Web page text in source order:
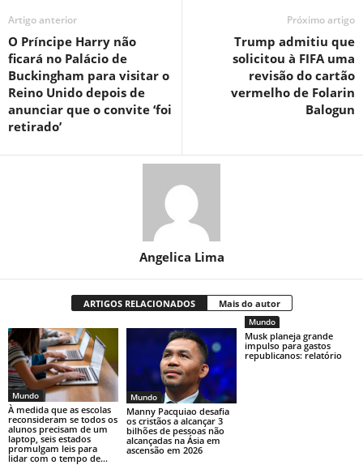
Artigo anterior
O Príncipe Harry não
ficará no Palácio de
Buckingham para visitar o
Reino Unido depois de
anunciar que o convite ‘foi
retirado’
Próximo artigo
Trump admitiu que
solicitou à FIFA uma
revisão do cartão
vermelho de Folarin
Balogun
Angelica Lima
ARTIGOS RELACIONADOS Mais do autor
Mundo
À medida que as escolas
reconsideram se todos os
alunos precisam de um
laptop, seis estados
promulgam leis para
lidar com o tempo de...
Mundo
Manny Pacquiao desafia
os cristãos a alcançar 3
bilhões de pessoas não
alcançadas na Ásia em
ascensão em 2026
Mundo
Musk planeja grande
impulso para gastos
republicanos: relatório